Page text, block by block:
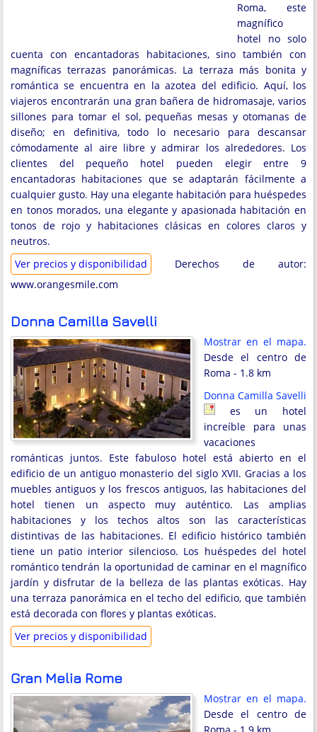
Roma, este
magnífico
hotel no solo
cuenta con encantadoras habitaciones, sino también con
magníficas terrazas panorámicas. La terraza más bonita y
romántica se encuentra en la azotea del edificio. Aquí, los
viajeros encontrarán una gran bañera de hidromasaje, varios
sillones para tomar el sol, pequeñas mesas y otomanas de
diseño; en definitiva, todo lo necesario para descansar
cómodamente al aire libre y admirar los alrededores. Los
clientes del pequeño hotel pueden elegir entre 9
encantadoras habitaciones que se adaptarán fácilmente a
cualquier gusto. Hay una elegante habitación para huéspedes
en tonos morados, una elegante y apasionada habitación en
tonos de rojo y habitaciones clásicas en colores claros y
neutros.
Ver precios y disponibilidad
Derechos de autor:
www.orangesmile.com
Donna Camilla Savelli
Mostrar en el mapa.
Desde el centro de
Roma - 1.8 km
Donna Camilla Savelli
es un hotel
increíble para unas
vacaciones
románticas juntos. Este fabuloso hotel está abierto en el
edificio de un antiguo monasterio del siglo XVII. Gracias a los
muebles antiguos y los frescos antiguos, las habitaciones del
hotel tienen un aspecto muy auténtico. Las amplias
habitaciones y los techos altos son las características
distintivas de las habitaciones. El edificio histórico también
tiene un patio interior silencioso. Los huéspedes del hotel
romántico tendrán la oportunidad de caminar en el magnífico
jardín y disfrutar de la belleza de las plantas exóticas. Hay
una terraza panorámica en el techo del edificio, que también
está decorada con flores y plantas exóticas.
Ver precios y disponibilidad
Gran Melia Rome
Mostrar en el mapa.
Desde el centro de